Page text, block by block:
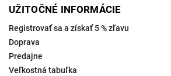
UŽITOČNÉ INFORMÁCIE
Registrovať sa a získať 5 % zľavu
Doprava
Predajne
Veľkostná tabuľka